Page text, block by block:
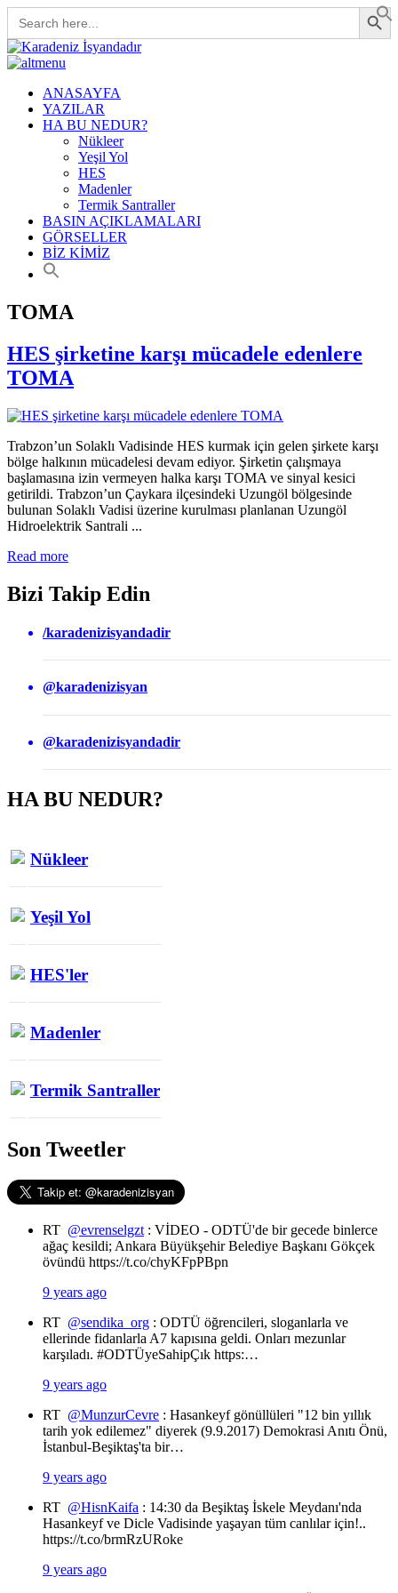
Search
for:
Search Button
ANASAYFA
YAZILAR
HA BU NEDUR?
Nükleer
Yeşil Yol
HES
Madenler
Termik Santraller
BASIN AÇIKLAMALARI
GÖRSELLER
BİZ KİMİZ
TOMA
HES şirketine karşı mücadele edenlere
TOMA
Trabzon’un Solaklı Vadisinde HES kurmak için gelen şirkete karşı
bölge halkının mücadelesi devam ediyor. Şirketin çalışmaya
başlamasına izin vermeyen halka karşı TOMA ve sinyal kesici
getirildi. Trabzon’un Çaykara ilçesindeki Uzungöl bölgesinde
bulunan Solaklı Vadisi üzerine kurulması planlanan Uzungöl
Hidroelektrik Santrali ...
Read more
Bizi Takip Edin
/karadenizisyandadir
@karadenizisyan
@karadenizisyandadir
HA BU NEDUR?
Nükleer
Yeşil Yol
HES'ler
Madenler
Termik Santraller
Son Tweetler
RT @evrenselgzt : VİDEO - ODTÜ'de bir gecede binlerce
ağaç kesildi; Ankara Büyükşehir Belediye Başkanı Gökçek
övündü https://t.co/chyKFpPBpn
9 years ago
RT @sendika_org : ODTÜ öğrencileri, sloganlarla ve
ellerinde fidanlarla A7 kapısına geldi. Onları mezunlar
karşıladı. #ODTÜyeSahipÇık https:…
9 years ago
RT @MunzurCevre : Hasankeyf gönüllüleri "12 bin yıllık
tarih yok edilemez" diyerek (9.9.2017) Demokrasi Anıtı Önü,
İstanbul-Beşiktaş'ta bir…
9 years ago
RT @HisnKaifa : 14:30 da Beşiktaş İskele Meydanı'nda
Hasankeyf ve Dicle Vadisinde yaşayan tüm canlılar için!..
https://t.co/brmRzURoke
9 years ago